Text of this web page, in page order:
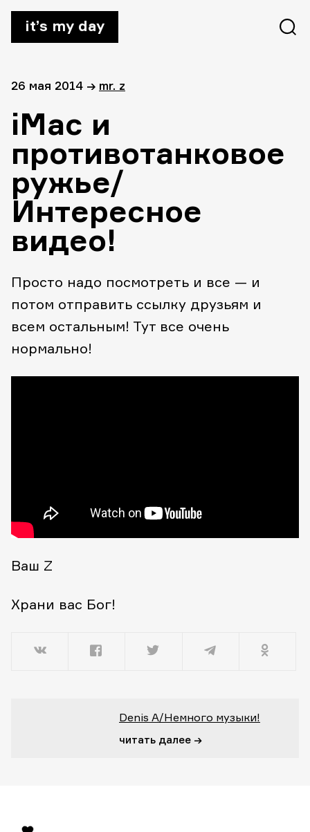
it’s my day
26 мая 2014 → mr. z
iMac и
противотанковое
ружье/
Интересное
видео!
Просто надо посмотреть и все — и
потом отправить ссылку друзьям и
всем остальным! Тут все очень
нормально!
Ваш Z
Храни вас Бог!
Denis A/Немного музыки!
читать далее →